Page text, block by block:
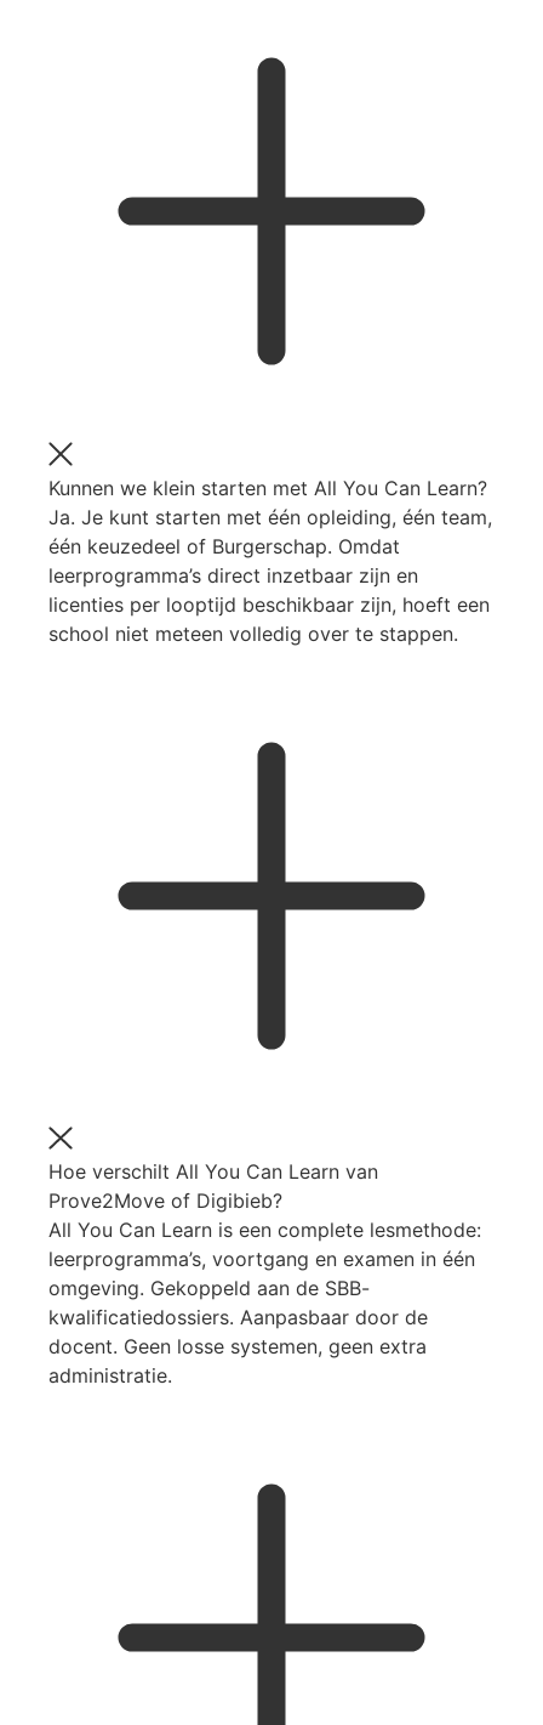
Kunnen we klein starten met All You Can Learn?
Ja. Je kunt starten met één opleiding, één team,
één keuzedeel of Burgerschap. Omdat
leerprogramma’s direct inzetbaar zijn en
licenties per looptijd beschikbaar zijn, hoeft een
school niet meteen volledig over te stappen.
Hoe verschilt All You Can Learn van
Prove2Move of Digibieb?
All You Can Learn is een complete lesmethode:
leerprogramma’s, voortgang en examen in één
omgeving. Gekoppeld aan de SBB-
kwalificatiedossiers. Aanpasbaar door de
docent. Geen losse systemen, geen extra
administratie.